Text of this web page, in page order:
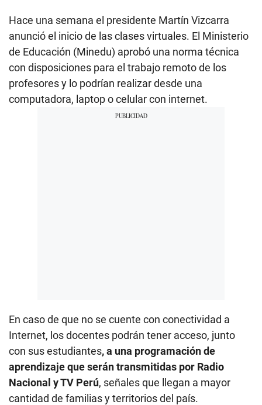
Hace una semana el presidente Martín Vizcarra
anunció el inicio de las clases virtuales. El Ministerio
de Educación (Minedu) aprobó una norma técnica
con disposiciones para el trabajo remoto de los
profesores y lo podrían realizar desde una
computadora, laptop o celular con internet.
En caso de que no se cuente con conectividad a
Internet, los docentes podrán tener acceso, junto
con sus estudiantes, a una programación de
aprendizaje que serán transmitidas por Radio
Nacional y TV Perú, señales que llegan a mayor
cantidad de familias y territorios del país.